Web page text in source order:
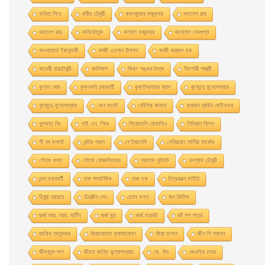
কবিতা সিংহ কবীর চৌধুরী কমলকুমার মজুমদার কমলেশ রায়
কমলেশ রায় কলিকৌতুক কল্যাণ মজুমদার কল্লোল সেনগুপ্ত
কাওয়াবাতা ইয়াসুমারী কাজী এহসান উল্লাহ কাজী জহুরুল হক
কাবেরী রায়চৌধুরী কালিদাস কিরণ শঙ্কর মৈত্র কিশোরী শাস্ত্রী
কুণাল ঘোষ কৃষ্ণকলি চক্রবর্তী কৃষ্ণদ্বৈপায়ন ব্যাস কৃষ্ণেন্দু মুখােপাধ্যায়
কৃষ্ণেন্দু মুখোপাধ্যায় কেন ফলেট কৌশিক জামান ক্যারল ব্রাউন জেইনওয়ে
খুশবন্ত সিং গাই এন. স্মিথ গিয়ােভানি বােকাসিও গিলিয়ান ফ্লিন
গী দ্য মপাসাঁ গুন্টার গ্রাস গে ট্যালেসি গেব্রিয়েল গার্সিয়া মার্কেজ
গৌতম গুপ্ত গৌতম ঘোষদস্তিদার গ্রাহাম সুইফট ঘনশ্যাম চৌধুরী
চন্দন চক্রবর্তী চাক পালানিউক চারু হক চিত্ররঞ্জন মাইতি
চিনুয়া আচেবে চিরঞ্জীব সেন চেতন ভগত জন ফিলিপ
জর্জ আর. আর. মার্টিন জর্জ মুর জর্জ হারবাট জাঁ পল সার্ত্র
জাকির তালুকদার জিয়াকোমাে ক্যাসানােভা জিয়া হাশান জীন পি স্যাসন
জীবনানন্দ দাশ জীমত কান্তি বন্দ্যোপাধ্যায় জে. উড জেওফ্রি চসার